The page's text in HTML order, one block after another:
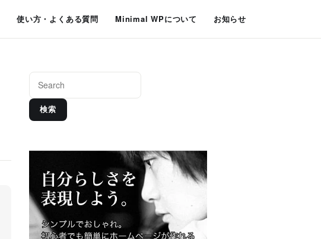
使い方・よくある質問 Minimal WPについて お知らせ
検索